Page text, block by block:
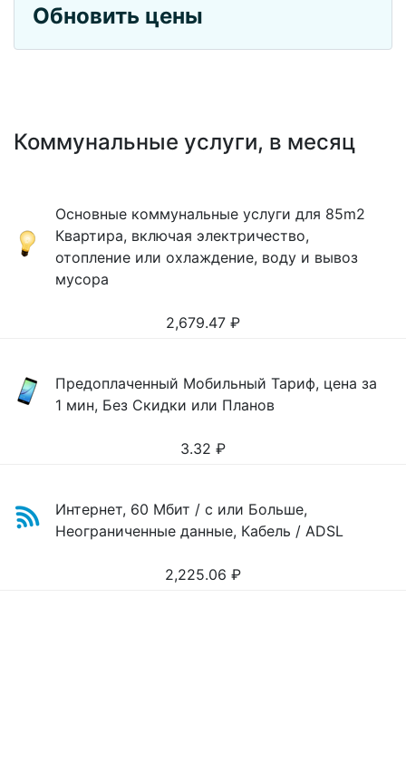
Обновить цены
Коммунальные услуги, в месяц
Основные коммунальные услуги для 85m2
Квартира, включая электричество,
отопление или охлаждение, воду и вывоз
мусора
2,679.47 ₽
Предоплаченный Мобильный Тариф, цена за
1 мин, Без Скидки или Планов
3.32 ₽
Интернет, 60 Мбит / с или Больше,
Неограниченные данные, Кабель / ADSL
2,225.06 ₽